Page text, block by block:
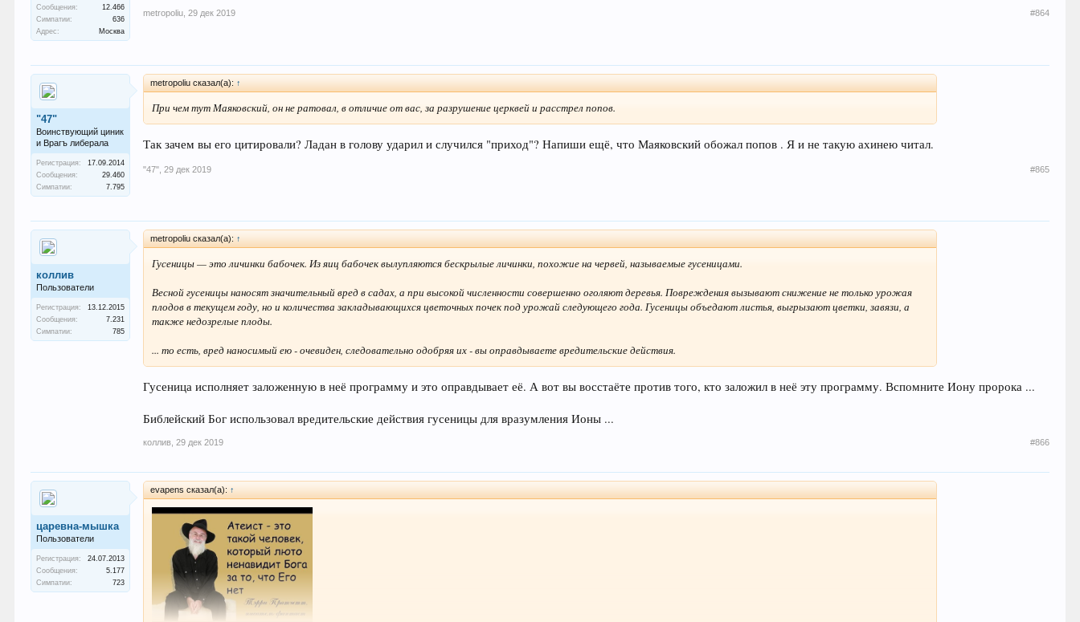
Сообщения:
12.466
Симпатии:
636
Адрес:
Москва
metropoliu 29 дек 2019 #864
"47"
Воинствующий циник
и Врагъ либерала
Регистрация:
17.09.2014
Сообщения:
29.460
Симпатии:
7.795
metropoliu сказал(а): ↑
При чем тут Маяковский, он не ратовал, в отличие от вас, за разрушение церквей и расстрел попов.
Так зачем вы его цитировали? Ладан в голову ударил и случился "приход"? Напиши ещё, что Маяковский обожал попов . Я и не такую ахинею читал.
"47" 29 дек 2019 #865
коллив
Пользователи
Регистрация:
13.12.2015
Сообщения:
7.231
Симпатии:
785
metropoliu сказал(а): ↑
Гусеницы — это личинки бабочек. Из яиц бабочек вылупляются бескрылые личинки, похожие на червей, называемые гусеницами.
Весной гусеницы наносят значительный вред в садах, а при высокой численности совершенно оголяют деревья. Повреждения вызывают снижение не только урожая
плодов в текущем году, но и количества закладывающихся цветочных почек под урожай следующего года. Гусеницы объедают листья, выгрызают цветки, завязи, а
также недозрелые плоды.
...то есть, вред наносимый ею - очевиден, следовательно одобряя их - вы оправдываете вредительские действия.
Гусеница исполняет заложенную в неё программу и это оправдывает её. А вот вы восстаёте против того, кто заложил в неё эту программу. Вспомните Иону пророка ...
Библейский Бог использовал вредительские действия гусеницы для вразумления Ионы ...
коллив 29 дек 2019 #866
царевна-мышка
Пользователи
Регистрация:
24.07.2013
Сообщения:
5.177
Симпатии:
723
evapens сказал(а): ↑